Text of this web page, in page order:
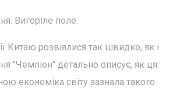
Вигоріле поле.
Китаю розвіялися так швидко, як і
"Чемпіон" детально описує, як ця
економіка світу зазнала такого